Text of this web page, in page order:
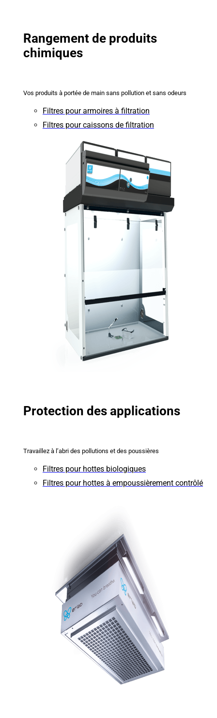
Rangement de produits
chimiques
Vos produits à portée de main sans pollution et sans odeurs
Filtres pour armoires à filtration
Filtres pour caissons de filtration
Protection des applications
Travaillez à l’abri des pollutions et des poussières
Filtres pour hottes biologiques
Filtres pour hottes à empoussièrement contrôlé